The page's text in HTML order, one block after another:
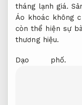
tháng lạnh giá.
Áo khoác không
còn thể hiện sự
thương hiệu.
Dạo phố.